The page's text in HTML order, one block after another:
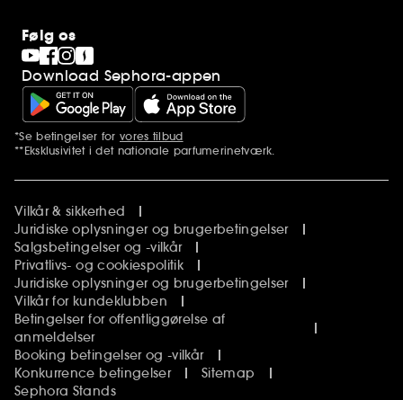
Følg os
Download Sephora-appen
Yderligere bemærkninger
*Se betingelser for vores tilbud
**Eksklusivitet i det nationale parfumerinetværk.
Vilkår & sikkerhed
Juridiske oplysninger og brugerbetingelser
Salgsbetingelser og -vilkår
Privatlivs- og cookiespolitik
Juridiske oplysninger og brugerbetingelser
Vilkår for kundeklubben
Betingelser for offentliggørelse af
anmeldelser
Booking betingelser og -vilkår
Konkurrence betingelser
Sitemap
Sephora Stands